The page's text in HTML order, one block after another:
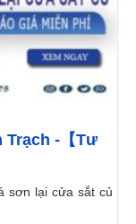
-【Tư
sơn lại cửa sắt củ